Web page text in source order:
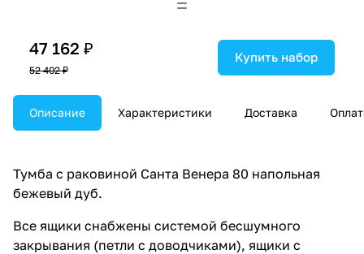
47 162 ₽
52 402 ₽
Купить набор
Описание Характеристики Доставка
Тумба с раковиной Санта Венера 80 напольная
бежевый дуб.
Все ящики снабжены системой бесшумного
закрывания (петли с доводчиками), ящики с